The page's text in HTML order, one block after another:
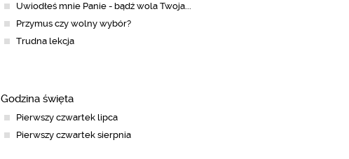
Uwiodłeś mnie Panie - bądź wola Twoja...
Przymus czy wolny wybór?
Trudna lekcja
Godzina święta
Pierwszy czwartek lipca
Pierwszy czwartek sierpnia